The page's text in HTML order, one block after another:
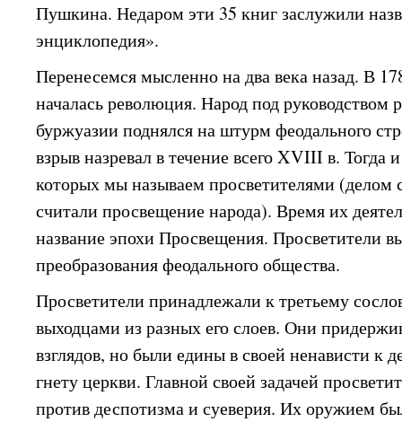
Пушкина. Недаром эти 35 книг заслужили
энциклопедия».
Перенесемся мысленно на два века назад. В
началась революция. Народ под руководством
буржуазии поднялся на штурм феодального
взрыв назревал в течение всего XVIII в. Тогда
которых мы называем просветителями (делом
считали просвещение народа). Время их
название эпохи Просвещения. Просветители
преобразования феодального общества.
Просветители принадлежали к третьему
выходцами из разных его слоев. Они
взглядов, но были едины в своей ненависти к
гнету церкви. Главной своей задачей
против деспотизма и суеверия. Их оружием